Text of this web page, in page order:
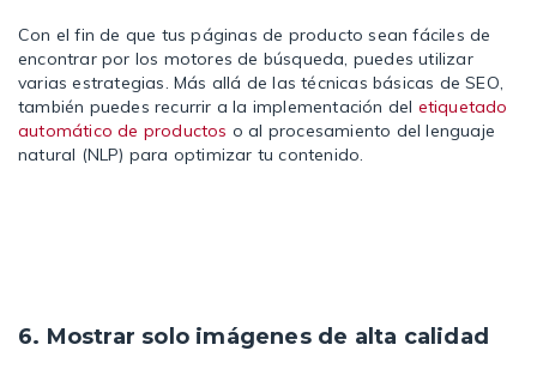
Con el fin de que tus páginas de producto sean fáciles de
encontrar por los motores de búsqueda, puedes utilizar
varias estrategias. Más allá de las técnicas básicas de SEO,
también puedes recurrir a la implementación del etiquetado
automático de productos o al procesamiento del lenguaje
natural (NLP) para optimizar tu contenido.
6. Mostrar solo imágenes de alta calidad